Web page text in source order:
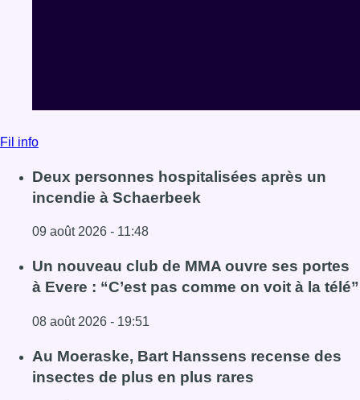
Fil info
Deux personnes hospitalisées après un
incendie à Schaerbeek
09 août 2026 - 11:48
Lire l'article Deux personnes hospitalisées après un
Un nouveau club de MMA ouvre ses portes
à Evere : “C’est pas comme on voit à la télé”
08 août 2026 - 19:51
Lire l'article Un nouveau club de MMA ouvre ses portes à
Au Moeraske, Bart Hanssens recense des
insectes de plus en plus rares